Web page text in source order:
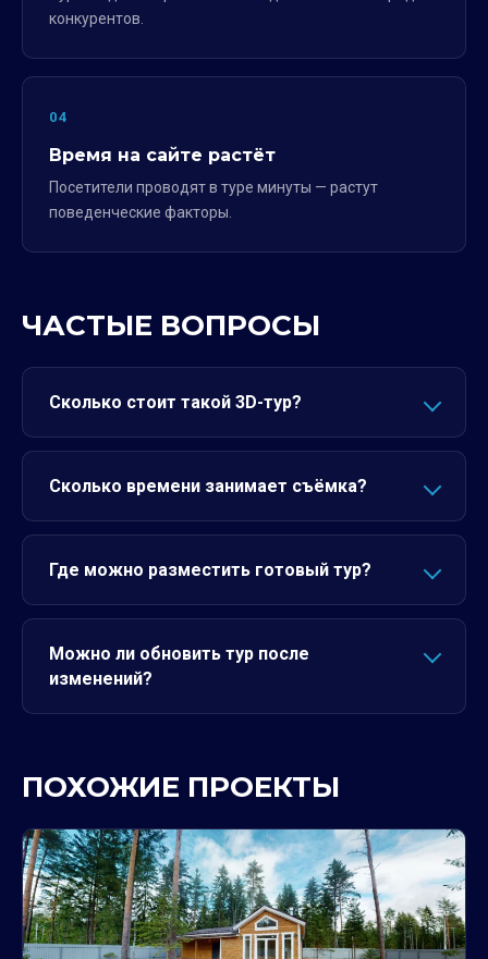
конкурентов.
04
Время на сайте растёт
Посетители проводят в туре минуты — растут
поведенческие факторы.
ЧАСТЫЕ ВОПРОСЫ
Сколько стоит такой 3D-тур?
Сколько времени занимает съёмка?
Где можно разместить готовый тур?
Можно ли обновить тур после
изменений?
ПОХОЖИЕ ПРОЕКТЫ